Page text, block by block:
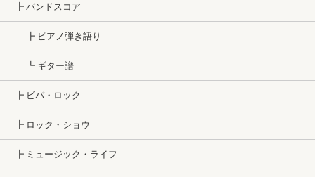
┣ バンドスコア
┣ ピアノ弾き語り
┗ ギター譜
┣ ビバ・ロック
┣ ロック・ショウ
┣ ミュージック・ライフ